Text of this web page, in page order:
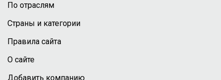
По отраслям
Страны и категории
Правила сайта
О сайте
Добавить компанию